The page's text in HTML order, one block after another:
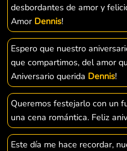
desbordantes de amor y
Amor Dennis!
Espero que nuestro
que compartimos, del amor
Aniversario querida Dennis!
Queremos festejarlo con un
una cena romántica. Feliz
Este día me hace recordar,